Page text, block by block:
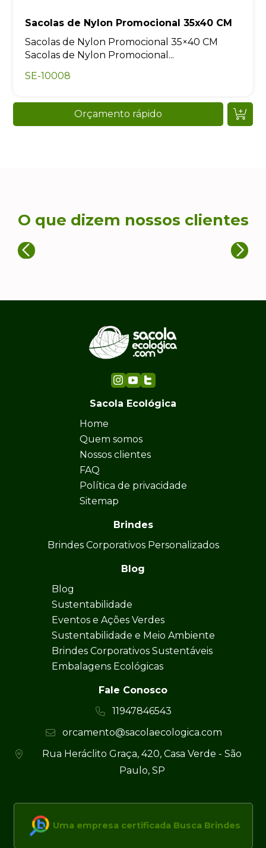
Sacolas de Nylon Promocional 35x40 CM
Sacolas de Nylon Promocional 35×40 CM
Sacolas de Nylon Promocional...
SE-10008
Orçamento rápido
O que dizem nossos clientes
Sacola Ecológica
Home
Quem somos
Nossos clientes
FAQ
Política de privacidade
Sitemap
Brindes
Brindes Corporativos Personalizados
Blog
Blog
Sustentabilidade
Eventos e Ações Verdes
Sustentabilidade e Meio Ambiente
Brindes Corporativos Sustentáveis
Embalagens Ecológicas
Fale Conosco
11947846543
orcamento@sacolaecologica.com
Rua Heráclito Graça, 420, Casa Verde - São
Paulo, SP
Uma empresa certificada Busca Brindes